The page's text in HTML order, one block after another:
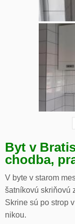
Byt v
chodba,
V byte v starom
šatníkovú skriňovú
Skrine sú po strop
nikou.